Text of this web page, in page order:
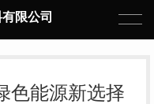
限公司
色能源新选择